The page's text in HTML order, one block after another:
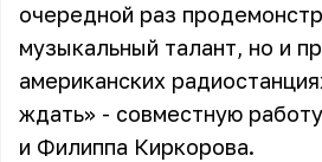
очередной раз
музыкальный талант, но и
американских
ждать» - совместную
и Филиппа Киркорова.